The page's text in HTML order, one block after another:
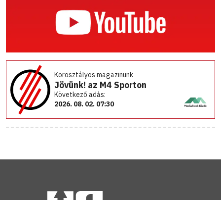
Korosztályos magazinunk
Jövünk! az M4 Sporton
Következő adás:
2026. 08. 02. 07:30